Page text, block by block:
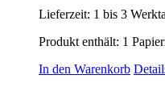
Lieferzeit: 1 bis 3
Produkt enthält: 1
In den Warenkorb